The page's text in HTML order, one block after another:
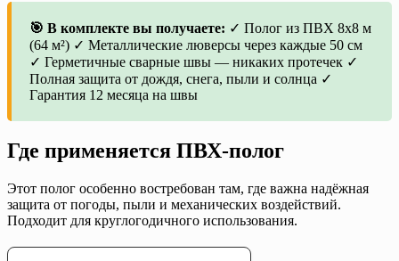
🎯 В комплекте вы получаете: ✓ Полог из ПВХ 8х8 м
(64 м²) ✓ Металлические люверсы через каждые 50 см
✓ Герметичные сварные швы — никаких протечек ✓
Полная защита от дождя, снега, пыли и солнца ✓
Гарантия 12 месяца на швы
Где применяется ПВХ-полог
Этот полог особенно востребован там, где важна надёжная
защита от погоды, пыли и механических воздействий.
Подходит для круглогодичного использования.